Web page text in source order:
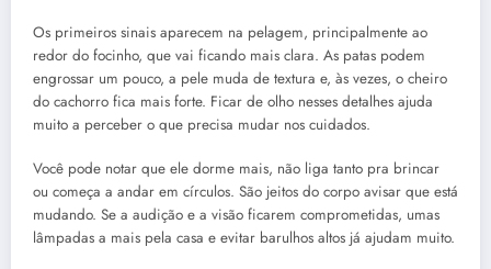
Os primeiros sinais aparecem na pelagem, principalmente ao
redor do focinho, que vai ficando mais clara. As patas podem
engrossar um pouco, a pele muda de textura e, às vezes, o cheiro
do cachorro fica mais forte. Ficar de olho nesses detalhes ajuda
muito a perceber o que precisa mudar nos cuidados.
Você pode notar que ele dorme mais, não liga tanto pra brincar
ou começa a andar em círculos. São jeitos do corpo avisar que está
mudando. Se a audição e a visão ficarem comprometidas, umas
lâmpadas a mais pela casa e evitar barulhos altos já ajudam muito.